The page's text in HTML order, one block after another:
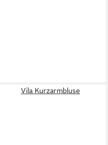
Vila Kurzarmbluse